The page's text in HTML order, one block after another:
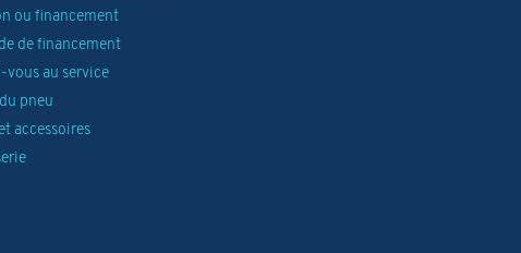
ou financement
de financement
vous au service
pneu
accessoires